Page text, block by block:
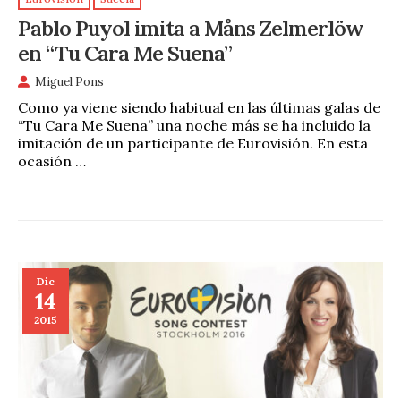
Pablo Puyol imita a Måns Zelmerlöw
en “Tu Cara Me Suena”
Miguel Pons
Como ya viene siendo habitual en las últimas galas de
“Tu Cara Me Suena” una noche más se ha incluido la
imitación de un participante de Eurovisión. En esta
ocasión …
Dic
14
2015